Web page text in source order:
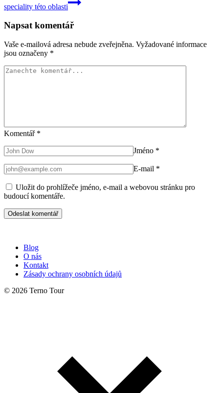
speciality této oblasti
Napsat komentář
Vaše e-mailová adresa nebude zveřejněna. Vyžadované informace
jsou označeny *
Komentář *
Jméno *
E-mail *
Uložit do prohlížeče jméno, e-mail a webovou stránku pro
budoucí komentáře.
Blog
O nás
Kontakt
Zásady ochrany osobních údajů
© 2026 Terno Tour